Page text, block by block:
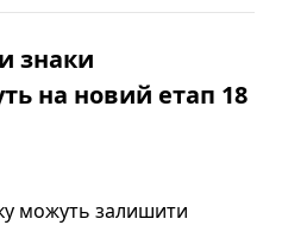
знаки
на новий етап 18
можуть залишити